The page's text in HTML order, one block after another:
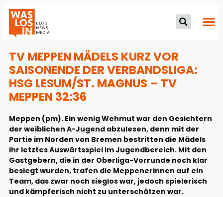
TV MEPPEN MÄDELS KURZ VOR
SAISONENDE DER VERBANDSLIGA:
HSG LESUM/ST. MAGNUS – TV
MEPPEN 32:36
Meppen (pm). Ein wenig Wehmut war den Gesichtern
der weiblichen A-Jugend abzulesen, denn mit der
Partie im Norden von Bremen bestritten die Mädels
ihr letztes Auswärtsspiel im Jugendbereich. Mit den
Gastgebern, die in der Oberliga-Vorrunde noch klar
besiegt wurden, trafen die Meppenerinnen auf ein
Team, das zwar noch sieglos war, jedoch spielerisch
und kämpferisch nicht zu unterschätzen war.